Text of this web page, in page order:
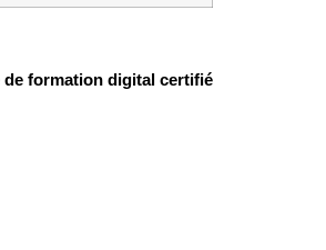
de formation digital certifié